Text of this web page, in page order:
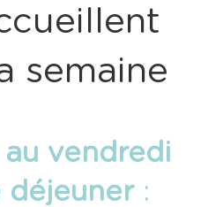
semaine
au vendredi
déjeuner :